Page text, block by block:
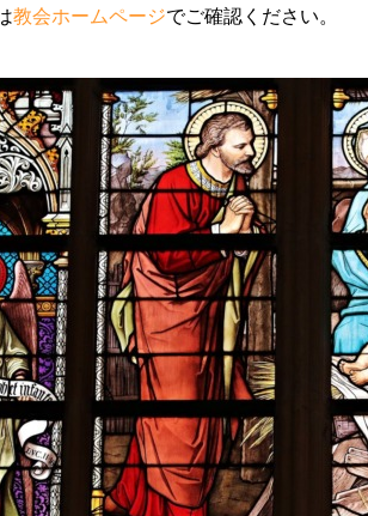
教会ホームページでご確認ください。